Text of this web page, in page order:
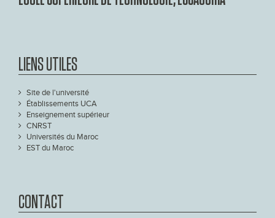
LIENS UTILES
Site de l'université
Établissements UCA
Enseignement supérieur
CNRST
Universités du Maroc
EST du Maroc
CONTACT